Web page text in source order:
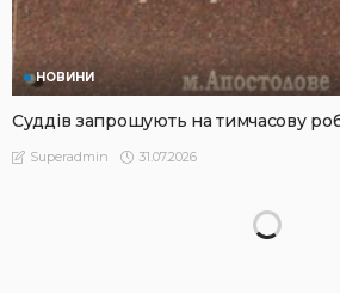
НОВИНИ
Суддів запрошують на тимчасову
Superadmin 31.07.2026